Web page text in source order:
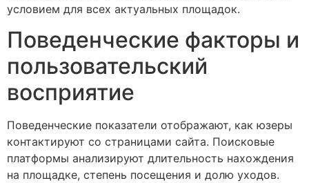
условием для всех актуальных площадок.
Поведенческие факторы и
пользовательский
восприятие
Поведенческие показатели отображают, как юзеры
контактируют со страницами сайта. Поисковые
платформы анализируют длительность нахождения
на площадке, степень посещения и долю уходов.